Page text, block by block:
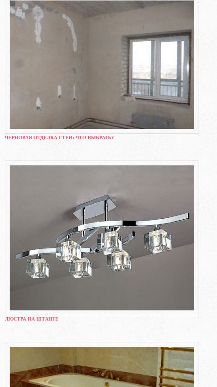
ЧЕРНОВАЯ ОТДЕЛКА СТЕН: ЧТО ВЫБРАТЬ?
ЛЮСТРА НА ШТАНГЕ